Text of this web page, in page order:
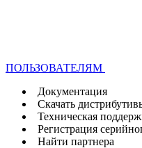
ПОЛЬЗОВАТЕЛЯМ
Документация
Скачать
Техническая
Регистрация
Найти партнера